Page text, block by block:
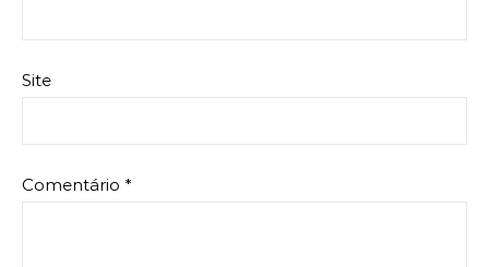
Site
Comentário *